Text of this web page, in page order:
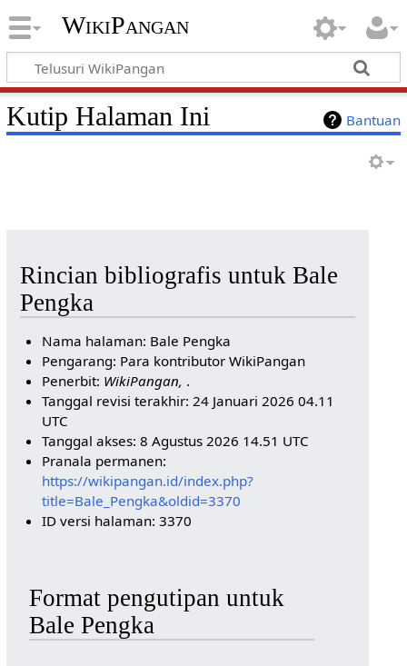
WikiPangan
Bantuan
Kutip Halaman Ini
Rincian bibliografis untuk Bale
Pengka
Nama halaman: Bale Pengka
Pengarang: Para kontributor WikiPangan
Penerbit: WikiPangan, .
Tanggal revisi terakhir: 24 Januari 2026 04.11
UTC
Tanggal akses: 8 Agustus 2026 14.51 UTC
Pranala permanen:
https://wikipangan.id/index.php?
title=Bale_Pengka&oldid=3370
ID versi halaman: 3370
Format pengutipan untuk
Bale Pengka